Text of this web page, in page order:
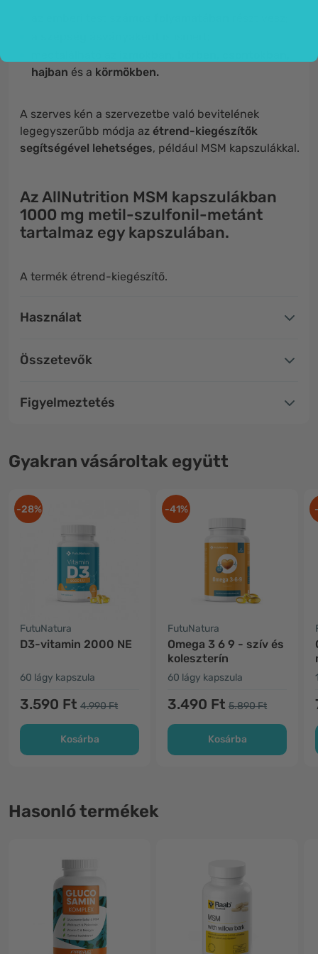
hajban és a körmökben.
A szerves kén a szervezetbe való bevitelének
legegyszerűbb módja az étrend-kiegészítők
segítségével lehetséges, például MSM kapszulákkal.
Az AllNutrition MSM kapszulákban
1000 mg metil-szulfonil-metánt
tartalmaz egy kapszulában.
A termék étrend-kiegészítő.
Használat
Összetevők
Figyelmeztetés
Gyakran vásároltak együtt
-28%
FutuNatura
D3-vitamin 2000 NE
60 lágy kapszula
3.590 Ft 4.990 Ft
Kosárba
-41%
FutuNatura
Omega 3 6 9 - szív és
koleszterín
60 lágy kapszula
3.490 Ft 5.890 Ft
Kosárba
Hasonló termékek